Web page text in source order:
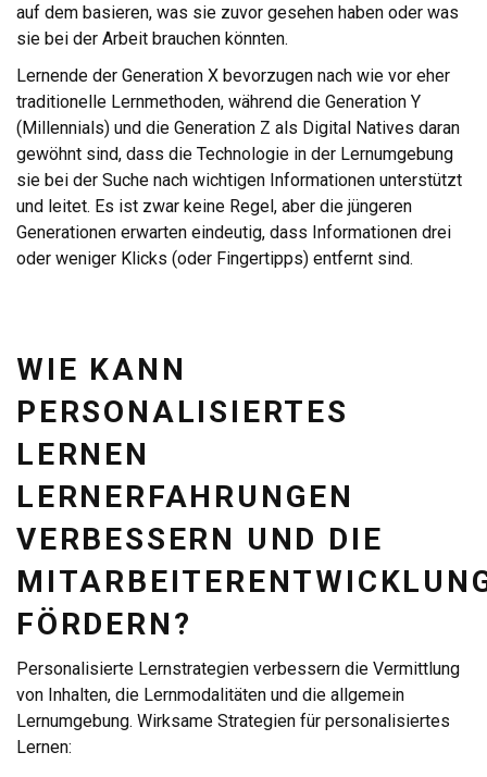
auf dem basieren, was sie zuvor gesehen haben oder was
sie bei der Arbeit brauchen könnten.
Lernende der Generation X bevorzugen nach wie vor eher
traditionelle Lernmethoden, während die Generation Y
(Millennials) und die Generation Z als Digital Natives daran
gewöhnt sind, dass die Technologie in der Lernumgebung
sie bei der Suche nach wichtigen Informationen unterstützt
und leitet. Es ist zwar keine Regel, aber die jüngeren
Generationen erwarten eindeutig, dass Informationen drei
oder weniger Klicks (oder Fingertipps) entfernt sind.
WIE KANN
PERSONALISIERTES
LERNEN
LERNERFAHRUNGEN
VERBESSERN UND DIE
FÖRDERN?
Personalisierte Lernstrategien verbessern die Vermittlung
von Inhalten, die Lernmodalitäten und die allgemein
Lernumgebung. Wirksame Strategien für personalisiertes
Lernen: